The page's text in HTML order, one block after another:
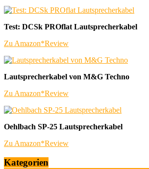
Test: DCSk PROflat Lautsprecherkabel
Zu Amazon*Review
Lautsprecherkabel von M&G Techno
Zu Amazon*Review
Oehlbach SP-25 Lautsprecherkabel
Zu Amazon*Review
Kategorien